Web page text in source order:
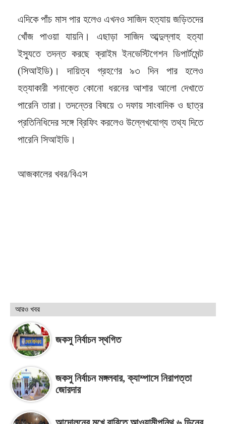
এদিকে পাঁচ মাস পার হলেও এখনও সাজিদ হত্যায় জড়িতদের
খোঁজ পাওয়া যায়নি। এছাড়া সাজিদ আব্দুল্লাহ হত্যা
ইস্যুতে তদন্ত করছে ক্রাইম ইনভেস্টিগেশন ডিপার্টমেন্ট
(সিআইডি)। দায়িত্ব গ্রহণের ৯৩ দিন পার হলেও
হত্যাকারী শনাক্তে কোনো ধরনের আশার আলো দেখাতে
পারেনি তারা। তদন্তের বিষয়ে ৩ দফায় সাংবাদিক ও ছাত্র
প্রতিনিধিদের সঙ্গে ব্রিফিং করলেও উল্লেখযোগ্য তথ্য দিতে
পারেনি সিআইডি।
আজকালের খবর/বিএস
আরও খবর
জকসু নির্বাচন স্থগিত
জকসু নির্বাচন মঙ্গলবার, ক্যাম্পাসে নিরাপত্তা
জোরদার